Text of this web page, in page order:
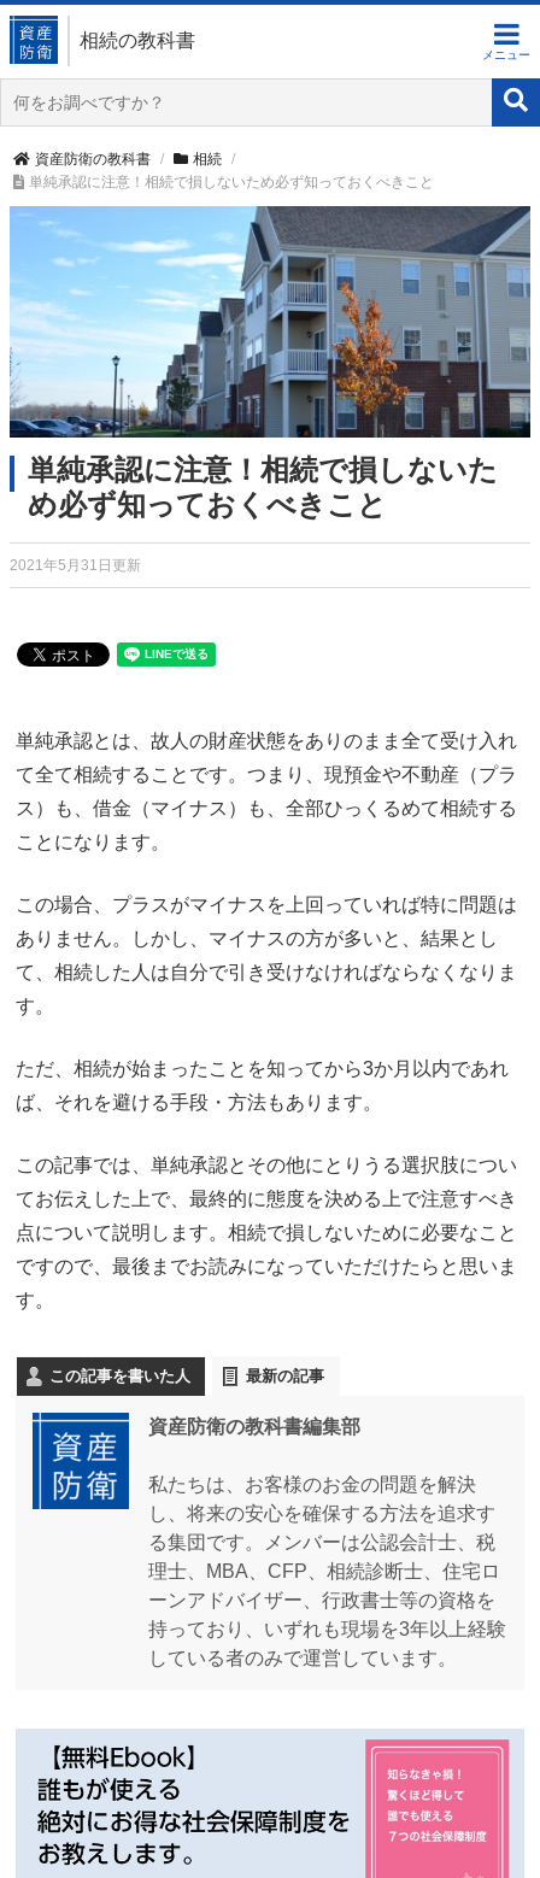
相続の教科書
資産防衛の教科書
相続
単純承認に注意！相続で損しないため必ず知っておくべきこと
単純承認に注意！相続で損しないた
め必ず知っておくべきこと
2021年5月31日更新
単純承認とは、故人の財産状態をありのまま全て受け入れ
て全て相続することです。つまり、現預金や不動産（プラ
ス）も、借金（マイナス）も、全部ひっくるめて相続する
ことになります。
この場合、プラスがマイナスを上回っていれば特に問題は
ありません。しかし、マイナスの方が多いと、結果とし
て、相続した人は自分で引き受けなければならなくなりま
す。
ただ、相続が始まったことを知ってから3か月以内であれ
ば、それを避ける手段・方法もあります。
この記事では、単純承認とその他にとりうる選択肢につい
てお伝えした上で、最終的に態度を決める上で注意すべき
点について説明します。相続で損しないために必要なこと
ですので、最後までお読みになっていただけたらと思いま
す。
この記事を書いた人 最新の記事
資産防衛の教科書編集部
私たちは、お客様のお金の問題を解決
し、将来の安心を確保する方法を追求す
る集団です。メンバーは公認会計士、税
理士、MBA、CFP、相続診断士、住宅ロ
ーンアドバイザー、行政書士等の資格を
持っており、いずれも現場を3年以上経験
している者のみで運営しています。